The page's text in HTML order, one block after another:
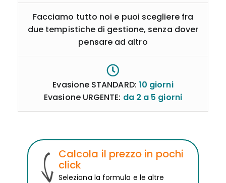
Facciamo tutto noi e puoi scegliere fra
due tempistiche di gestione, senza dover
pensare ad altro
Evasione STANDARD: 10 giorni
Evasione URGENTE: da 2 a 5 giorni
Calcola il prezzo in pochi
click
Seleziona la formula e le altre